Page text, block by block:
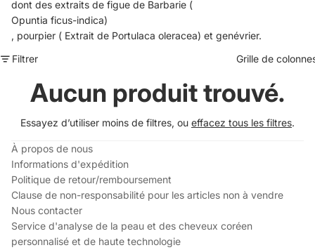
dont des extraits de figue de Barbarie (
Opuntia ficus-indica)
, pourpier ( Extrait de Portulaca oleracea) et genévrier.
Filtrer
Grille de
Aucun produit trouvé.
Essayez d’utiliser moins de filtres, ou effacez tous les filtres.
À propos de nous
Informations d'expédition
Politique de retour/remboursement
Clause de non-responsabilité pour les articles non à vendre
Nous contacter
Service d'analyse de la peau et des cheveux coréen
personnalisé et de haute technologie